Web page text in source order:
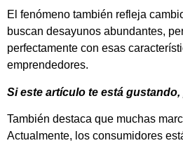
El fenómeno también refleja
buscan desayunos abundantes,
perfectamente con esas
emprendedores.
Si este artículo te está
También destaca que muchas
Actualmente, los consumidores